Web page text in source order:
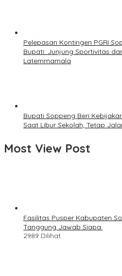
Pelepasan Kontingen PGRI
Bupati: Junjung Sportivitas
Latemmamala
Bupati Soppeng Beri
Saat Libur Sekolah, Tetap
Most View Post
Fasilitas Pusper Kabupaten
Tanggung Jawab Siapa.
2989 Dilihat